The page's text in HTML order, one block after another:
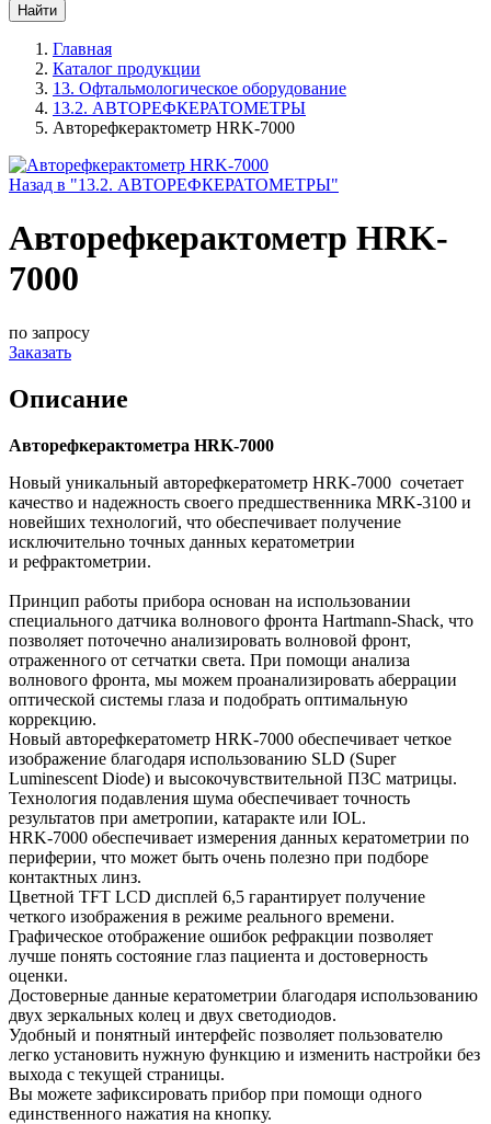
Главная
Каталог продукции
13. Офтальмологическое оборудование
13.2. АВТОРЕФКЕРАТОМЕТРЫ
Авторефкерактометр HRK-7000
Назад в "13.2. АВТОРЕФКЕРАТОМЕТРЫ"
Авторефкерактометр HRK-
7000
по запросу
Заказать
Описание
Авторефкерактометра HRK-7000
Новый уникальный авторефкератометр HRK-7000 сочетает
качество и надежность своего предшественника MRK-3100 и
новейших технологий, что обеспечивает получение
исключительно точных данных кератометрии
и рефрактометрии.
Принцип работы прибора основан на использовании
специального датчика волнового фронта Hartmann-Shack, что
позволяет поточечно анализировать волновой фронт,
отраженного от сетчатки света. При помощи анализа
волнового фронта, мы можем проанализировать аберрации
оптической системы глаза и подобрать оптимальную
коррекцию.
Новый авторефкератометр HRK-7000 обеспечивает четкое
изображение благодаря использованию SLD (Super
Luminescent Diode) и высокочувствительной ПЗС матрицы.
Технология подавления шума обеспечивает точность
результатов при аметропии, катаракте или IOL.
HRK-7000 обеспечивает измерения данных кератометрии по
периферии, что может быть очень полезно при подборе
контактных линз.
Цветной TFT LCD дисплей 6,5 гарантирует получение
четкого изображения в режиме реального времени.
Графическое отображение ошибок рефракции позволяет
лучше понять состояние глаз пациента и достоверность
оценки.
Достоверные данные кератометрии благодаря использованию
двух зеркальных колец и двух светодиодов.
Удобный и понятный интерфейс позволяет пользователю
легко установить нужную функцию и изменить настройки без
выхода с текущей страницы.
Вы можете зафиксировать прибор при помощи одного
единственного нажатия на кнопку.